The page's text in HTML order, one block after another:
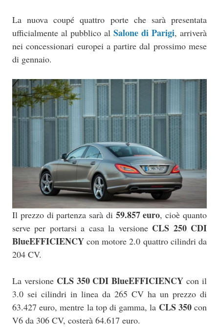
La nuova coupé quattro porte che sarà presentata
ufficialmente al pubblico al Salone di Parigi, arriverà
nei concessionari europei a partire dal prossimo mese
di gennaio.
Il prezzo di partenza sarà di59.857 euro, cioè quanto
serve per portarsi a casa la versione CLS 250 CDI
BlueEFFICIENCY con motore 2.0 quattro cilindri da
204 CV.
La versione CLS 350 CDI BlueEFFICIENCY con il
3.0 sei cilindri in linea da 265 CV ha un prezzo di
63.427 euro, mentre la top di gamma, la CLS 350con
V6 da 306 CV, costerà 64.617 euro.